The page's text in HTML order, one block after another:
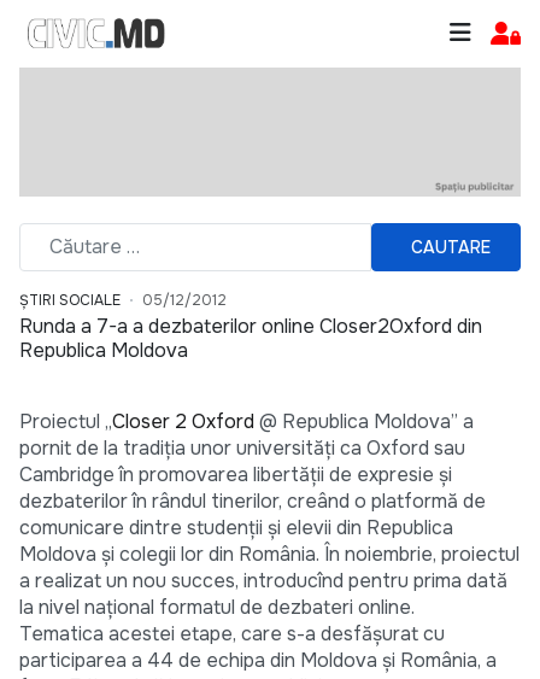
CAUTARE
ȘTIRI SOCIALE 05/12/2012
Runda a 7-a a dezbaterilor online Closer2Oxford din
Republica Moldova
Proiectul „Closer 2 Oxford @ Republica Moldova” a
pornit de la tradiția unor universități ca Oxford sau
Cambridge în promovarea libertății de expresie și
dezbaterilor în rândul tinerilor, creând o platformă de
comunicare dintre studenții și elevii din Republica
Moldova și colegii lor din România. În noiembrie, proiectul
a realizat un nou succes, introducînd pentru prima dată
la nivel național formatul de dezbateri online.
Tematica acestei etape, care s-a desfășurat cu
participarea a 44 de echipa din Moldova și România, a